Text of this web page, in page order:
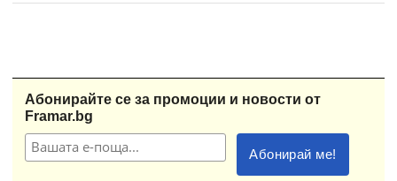
Абонирайте се за промоции и новости от
Framar.bg